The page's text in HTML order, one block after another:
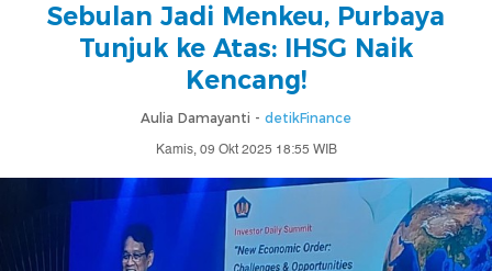
Sebulan Jadi Menkeu, Purbaya
Tunjuk ke Atas: IHSG Naik
Kencang!
Aulia Damayanti - detikFinance
Kamis, 09 Okt 2025 18:55 WIB